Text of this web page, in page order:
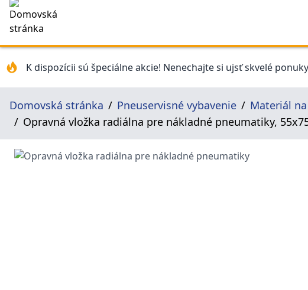
K dispozícii sú špeciálne akcie! Nenechajte si ujsť skvelé
Domovská stránka Pneuservisné vybavenie Materiál
Opravná vložka radiálna pre nákladné pneumatiky,